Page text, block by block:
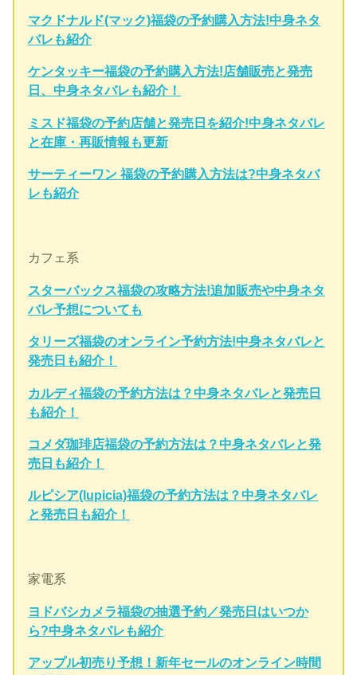
マクドナルド(マック)福袋の予約購入方法!中身ネタ
バレも紹介
ケンタッキー福袋の予約購入方法!店舗販売と発売
日、中身ネタバレも紹介！
ミスド福袋の予約店舗と発売日を紹介!中身ネタバレ
と在庫・再販情報も更新
サーティーワン 福袋の予約購入方法は?中身ネタバ
レも紹介
カフェ系
スターバックス福袋の攻略方法!追加販売や中身ネタ
バレ予想についても
タリーズ福袋のオンライン予約方法!中身ネタバレと
発売日も紹介！
カルディ福袋の予約方法は？中身ネタバレと発売日
も紹介！
コメダ珈琲店福袋の予約方法は？中身ネタバレと発
売日も紹介！
ルピシア(lupicia)福袋の予約方法は？中身ネタバレ
と発売日も紹介！
家電系
ヨドバシカメラ福袋の抽選予約／発売日はいつか
ら?中身ネタバレも紹介
アップル初売り予想！新年セールのオンライン時間